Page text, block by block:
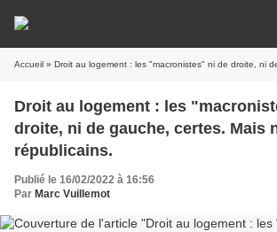
Accueil » Droit au logement : les "macronistes" ni de droite, ni de gauche,
Droit au logement : les
droite, ni de gauche, certes. Mais
républicains.
Publié le 16/02/2022 à 16:56
Par Marc Vuillemot